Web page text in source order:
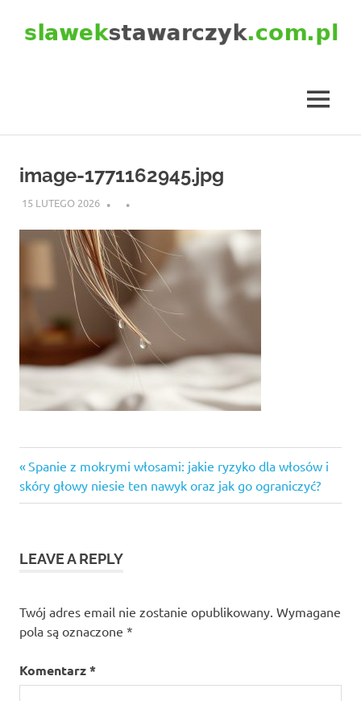
MENU
image-1771162945.jpg
15 LUTEGO 2026
Nawigacja
wpisu
Previous
Post:
Spanie z mokrymi włosami: jakie ryzyko dla włosów i
skóry głowy niesie ten nawyk oraz jak go ograniczyć?
LEAVE A REPLY
Twój adres email nie zostanie opublikowany. Wymagane
pola są oznaczone *
Komentarz*